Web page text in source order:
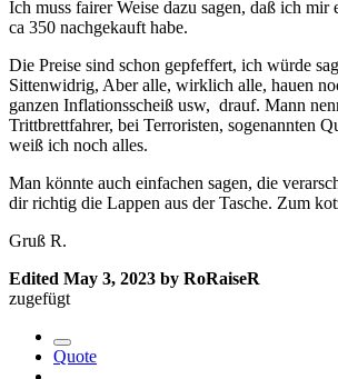
Ich muss fairer Weise dazu sagen, daß ich mir
ca 350 nachgekauft habe.
Die Preise sind schon gepfeffert, ich würde
Sittenwidrig, Aber alle, wirklich alle, hauen
ganzen Inflationsscheiß usw, drauf. Mann
Trittbrettfahrer, bei Terroristen, sogenannten
weiß ich noch alles.
Man könnte auch einfachen sagen, die
dir richtig die Lappen aus der Tasche. Zum
Gruß R.
Edited May 3, 2023 by RoRaiseR
zugefügt
Quote